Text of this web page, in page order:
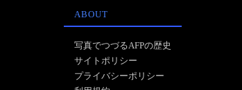
ABOUT
写真でつづるAFPの歴史
サイトポリシー
プライバシーポリシー